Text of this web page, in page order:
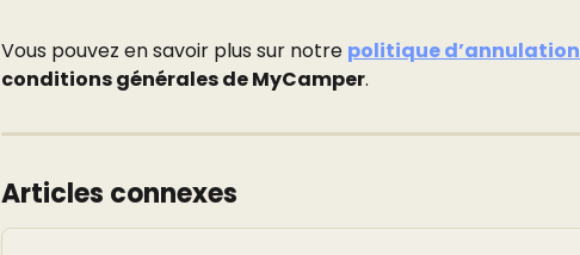
Vous pouvez en savoir plus sur notre politique d’annulation
conditions générales de MyCamper.
Articles connexes